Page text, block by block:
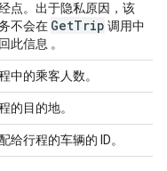
点。出于隐私原因，该
不会在 GetTrip 调用中
此信息 。
中的乘客人数。
的目的地。
给行程的车辆的 ID。